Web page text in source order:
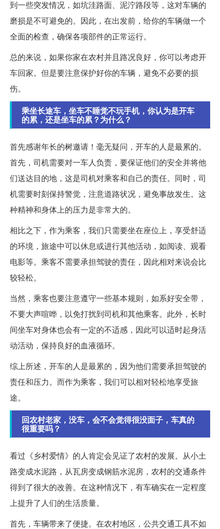
到一些突发情况，如坑洼路面、泥泞路段等，这对车辆的
磨损是不可避免的。因此，在出发前，给你的车辆做一个
全面的检查，确保各项部件的正常运行。
总的来说，如果你家在农村并且路况良好，你可以考虑开
车回家。但是要注意保护好你的车辆，避免不必要的损
伤。
乘坐长途车，坐车不睡觉不玩手机，你认为是开车
的累，还是坐车的累？为什么？
首先感谢年长的树邀请！毫无疑问，开车的人是最累的。
首先，司机需要对一车人负责，要保证他们的安全并将他
们送达目的地，这是司机对乘客和自己的责任。同时，司
机需要时刻保持警觉，注意道路状况，避免事故发生。这
种精神和身体上的压力是非常大的。
相比之下，作为乘客，我们只需要坐在座位上，享受舒适
的环境，旅途中可以休息或进行其他活动，如阅读、观看
电影等。乘客不需要承担驾驶的责任，因此相对来说会比
较轻松。
当然，乘客也要注意遵守一些基本规则，如系好安全带，
不要大声喧哗，以免打扰到司机和其他乘客。此外，长时
间坐车对身体也会有一定的不适感，因此可以适时起身活
动活动，保持良好的血液循环。
综上所述，开车的人是最累的，因为他们需要承担驾驶的
责任和压力。而作为乘客，我们可以相对轻松地享受旅
途。
回农村老家，没车，会不会觉得很没面子，车真的
很重要吗？
看过《乡村爱情》的人肯定会见证了农村的发展。从小土
路变成水泥路，从瓦房变成钢筋水泥房，农村的交通条件
得到了很大的改善。在这种情况下，有车确实在一定程度
上提升了人们的生活质量。
首先，车辆带来了便捷。在农村地区，公共交通工具不如